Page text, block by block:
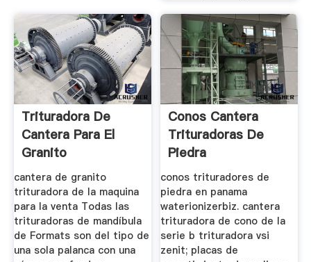
Trituradora De
Cantera Para El
Granito
cantera de granito
trituradora de la maquina
para la venta Todas las
trituradoras de mandíbula
de Formats son del tipo de
una sola palanca con una
Conos Cantera
Trituradoras De
Piedra
conos trituradores de
piedra en panama
waterionizerbiz. cantera
trituradora de cono de la
serie b trituradora vsi
zenit; placas de